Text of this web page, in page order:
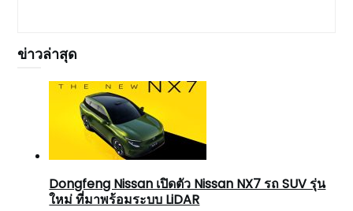
ข่าวล่าสุด
Dongfeng Nissan เปิดตัว Nissan NX7 รถ SUV รุ่น
ใหม่ ที่มาพร้อมระบบ LiDAR